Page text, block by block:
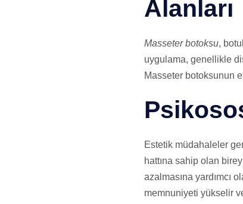
Alanları
Masseter botoksu,
uygulama, genellikle
Masseter botoksunun
Estetik müdahaleler
hattına sahip olan
azalmasına yardımcı
memnuniyeti yükselir